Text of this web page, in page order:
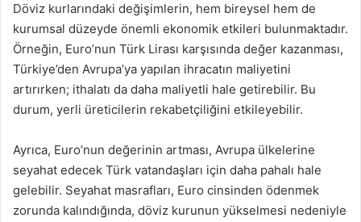
Döviz kurlarındaki değişimlerin, hem bireysel hem de
kurumsal düzeyde önemli ekonomik etkileri bulunmaktadır.
Örneğin, Euro’nun Türk Lirası karşısında değer kazanması,
Türkiye’den Avrupa’ya yapılan ihracatın maliyetini
artırırken; ithalatı da daha maliyetli hale getirebilir. Bu
durum, yerli üreticilerin rekabetçiliğini etkileyebilir.
Ayrıca, Euro’nun değerinin artması, Avrupa ülkelerine
seyahat edecek Türk vatandaşları için daha pahalı hale
gelebilir. Seyahat masrafları, Euro cinsinden ödenmek
zorunda kalındığında, döviz kurunun yükselmesi nedeniyle